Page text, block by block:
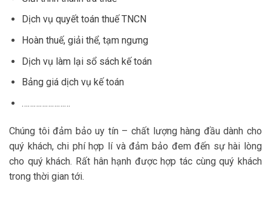
Dịch vụ quyết toán thuế TNCN
Hoàn thuế, giải thể, tạm ngưng
Dịch vụ làm lại sổ sách kế toán
Bảng giá dịch vụ kế toán
……………………
Chúng tôi đảm bảo uy tín – chất lượng hàng đầu dành cho
quý khách, chi phí hợp lí và đảm bảo đem đến sự hài lòng
cho quý khách. Rất hân hạnh được hợp tác cùng quý khách
trong thời gian tới.